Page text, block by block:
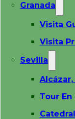
Granada
Visita
Visita
Sevilla
Tour